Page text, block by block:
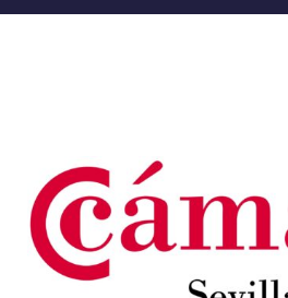
Programas